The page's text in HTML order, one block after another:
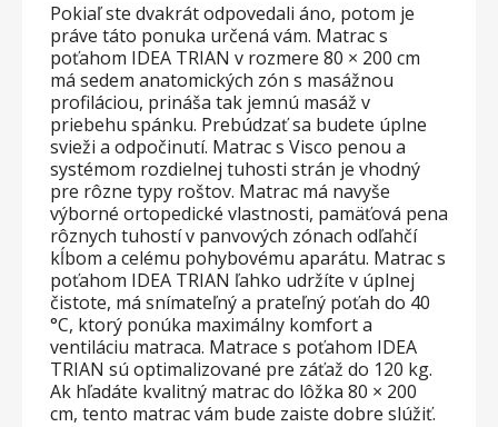
Pokiaľ ste dvakrát odpovedali áno, potom je
práve táto ponuka určená vám. Matrac s
poťahom IDEA TRIAN v rozmere 80 × 200 cm
má sedem anatomických zón s masážnou
profiláciou, prináša tak jemnú masáž v
priebehu spánku. Prebúdzať sa budete úplne
svieži a odpočinutí. Matrac s Visco penou a
systémom rozdielnej tuhosti strán je vhodný
pre rôzne typy roštov. Matrac má navyše
výborné ortopedické vlastnosti, pamäťová pena
rôznych tuhostí v panvových zónach odľahčí
kĺbom a celému pohybovému aparátu. Matrac s
poťahom IDEA TRIAN ľahko udržíte v úplnej
čistote, má snímateľný a prateľný poťah do 40
°C, ktorý ponúka maximálny komfort a
ventiláciu matraca. Matrace s poťahom IDEA
TRIAN sú optimalizované pre záťaž do 120 kg.
Ak hľadáte kvalitný matrac do lôžka 80 × 200
cm, tento matrac vám bude zaiste dobre slúžiť.